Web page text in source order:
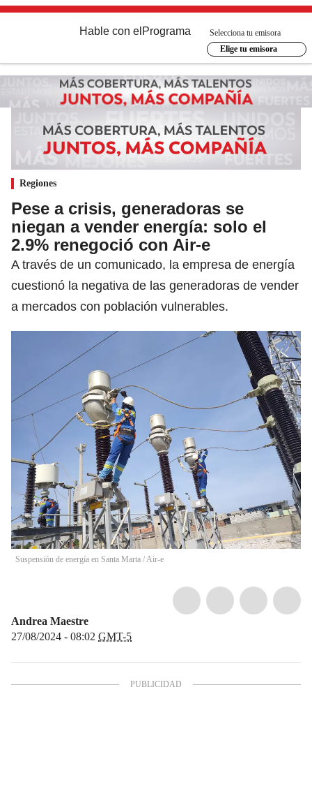
Hable con el Programa
Selecciona tu emisora
Elige tu emisora
Regiones
Pese a crisis, generadoras se
niegan a vender energía: solo el
2.9% renegoció con Air-e
A través de un comunicado, la empresa de energía
cuestionó la negativa de las generadoras de vender
a mercados con población vulnerables.
Suspensión de energía en Santa Marta / Air-e
Andrea Maestre
27/08/2024 - 08:02 GMT-5